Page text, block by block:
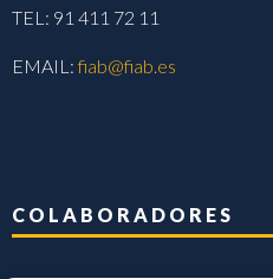
TEL: 91 411 72 11
EMAIL:fiab@fiab.es
COLABORADORES